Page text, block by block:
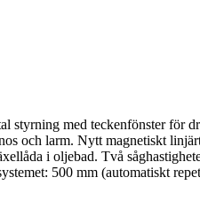
styrning med teckenfönster för
och larm. Nytt magnetiskt
i oljebad. Två
500 mm (automatiskt